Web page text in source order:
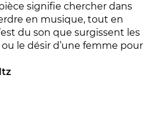
collègues
social,
signifie chercher dans
en musique, tout en
du son que surgissent les
ou le désir d’une femme pour